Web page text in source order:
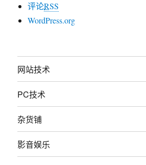
评论RSS
WordPress.org
网站技术
PC技术
杂货铺
影音娱乐